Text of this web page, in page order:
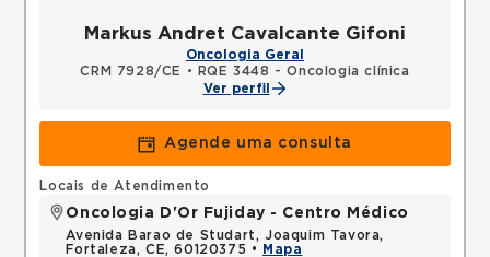
Markus Andret Cavalcante Gifoni
Oncologia Geral
CRM 7928/CE
•
RQE 3448 - Oncologia clínica
Ver perfil
Agende uma consulta
Locais de Atendimento
Oncologia D'Or Fujiday - Centro Médico
Avenida Barao de Studart, Joaquim Tavora,
Fortaleza, CE, 60120375 •
Mapa